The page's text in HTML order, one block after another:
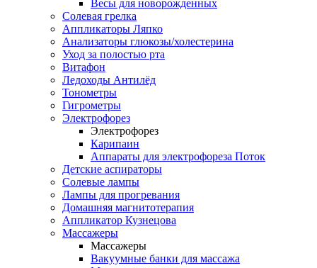
Весы для новорожденных
Солевая грелка
Аппликаторы Ляпко
Анализаторы глюкозы/холестерина
Уход за полостью рта
Витафон
Ледоходы Антилёд
Тонометры
Гигрометры
Электрофорез
Электрофорез
Карипаин
Аппараты для электрофореза Поток
Детские аспираторы
Солевые лампы
Лампы для прогревания
Домашняя магнитотерапия
Аппликатор Кузнецова
Массажеры
Массажеры
Вакуумные банки для массажа